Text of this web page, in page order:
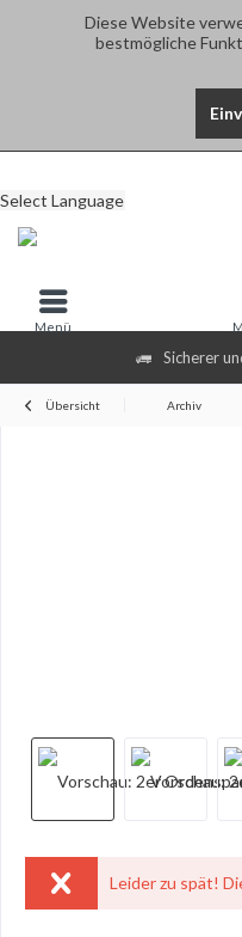
Diese Website
bestmögliche
Sicherer
Select Language
Menü
Übersicht Archiv
Leider zu spät!